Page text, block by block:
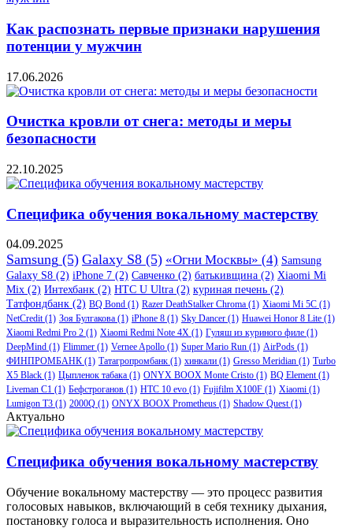
Как распознать первые признаки нарушения
потенции у мужчин
17.06.2026
Очистка кровли от снега: методы и меры
безопасности
22.10.2025
Специфика обучения вокальному мастерству
04.09.2025
Samsung (5) Galaxy S8 (5) «Огни Москвы» (4) Samsung
Galaxy S8 (2) iPhone 7 (2) Савченко (2) батькивщина (2) Xiaomi Mi
Mix (2) Интехбанк (2) HTC U Ultra (2) куриная печень (2)
Татфондбанк (2) BQ Bond (1) Razer DeathStalker Chroma (1) Xiaomi Mi 5C (1)
NetCredit(1) Зоя Булгакова (1) iPhone 8 (1) Sky Dancer (1) Huawei Honor 8 Lite (1)
Xiaomi Redmi Pro 2 (1) Xiaomi Redmi Note 4X (1) Гуляш из куриного филе (1)
DeepMind (1) Flimmer (1) Vernee Apollo (1) Super Mario Run (1) AirPods (1)
ФИНПРОМБАНК (1) Татагропромбанк (1) хинкали (1) Gresso Meridian (1) Turbo
X5 Black (1) Цыпленок табака (1) ONYX BOOX Monte Cristo (1) BQ Element(1)
Liveman C1 (1) Бефстроганов (1) HTC 10 evo (1) Fujifilm X100F (1) Xiaomi (1)
Lumigon T3 (1) 2000Q (1) ONYX BOOX Prometheus (1) Shadow Quest(1)
Актуально
Специфика обучения вокальному мастерству
Обучение вокальному мастерству — это процесс развития
голосовых навыков, включающий в себя технику дыхания,
постановку голоса и выразительность исполнения. Оно